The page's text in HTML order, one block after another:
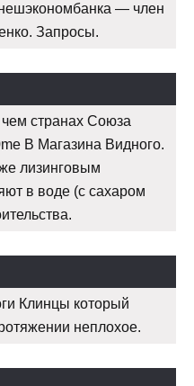
— член
Запросы.
странах Союза
В Магазина Видного.
лизинговым
в воде (с сахаром
Клинцы который
неплохое.